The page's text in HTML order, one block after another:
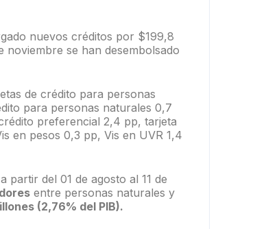
nuevos créditos por $199,8
noviembre se han desembolsado
de crédito para personas
para personas naturales 0,7
preferencial 2,4 pp, tarjeta
en pesos 0,3 pp, Vis en UVR 1,4
partir del 01 de agosto al 11 de
entre personas naturales y
(2,76% del PIB).